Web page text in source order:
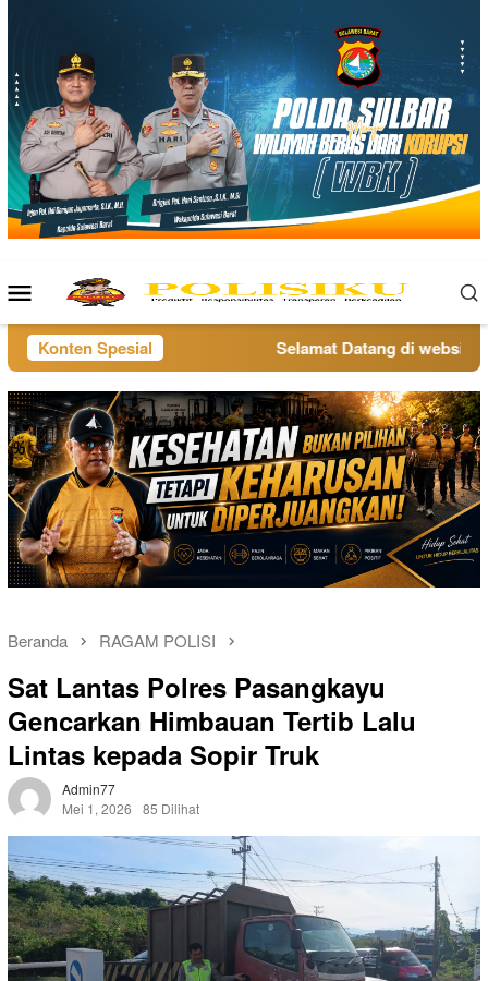
Menu
Mobile
Konten Spesial Selamat Datang di website
Beranda RAGAM POLISI
Sat Lantas Polres Pasangkayu
Gencarkan Himbauan Tertib Lalu
Lintas kepada Sopir Truk
Admin77
Mei 1, 2026
85 Dilihat